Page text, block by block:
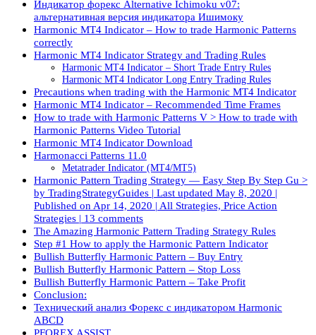
Индикатор форекс Alternative Ichimoku v07:
альтернативная версия индикатора Ишимоку
Harmonic MT4 Indicator – How to trade Harmonic Patterns
correctly
Harmonic MT4 Indicator Strategy and Trading Rules
Harmonic MT4 Indicator – Short Trade Entry Rules
Harmonic MT4 Indicator Long Entry Trading Rules
Precautions when trading with the Harmonic MT4 Indicator
Harmonic MT4 Indicator – Recommended Time Frames
How to trade with Harmonic Patterns V > How to trade with
Harmonic Patterns Video Tutorial
Harmonic MT4 Indicator Download
Harmonacci Patterns 11.0
Metatrader Indicator (MT4/MT5)
Harmonic Pattern Trading Strategy — Easy Step By Step Gu >
by TradingStrategyGuides | Last updated May 8, 2020 |
Published on Apr 14, 2020 | All Strategies, Price Action
Strategies | 13 comments
The Amazing Harmonic Pattern Trading Strategy Rules
Step #1 How to apply the Harmonic Pattern Indicator
Bullish Butterfly Harmonic Pattern – Buy Entry
Bullish Butterfly Harmonic Pattern – Stop Loss
Bullish Butterfly Harmonic Pattern – Take Profit
Conclusion:
Технический анализ Форекс с индикатором Harmonic
ABCD